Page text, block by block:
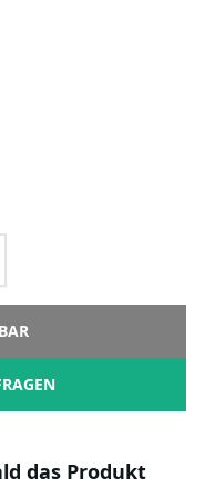
das Produkt